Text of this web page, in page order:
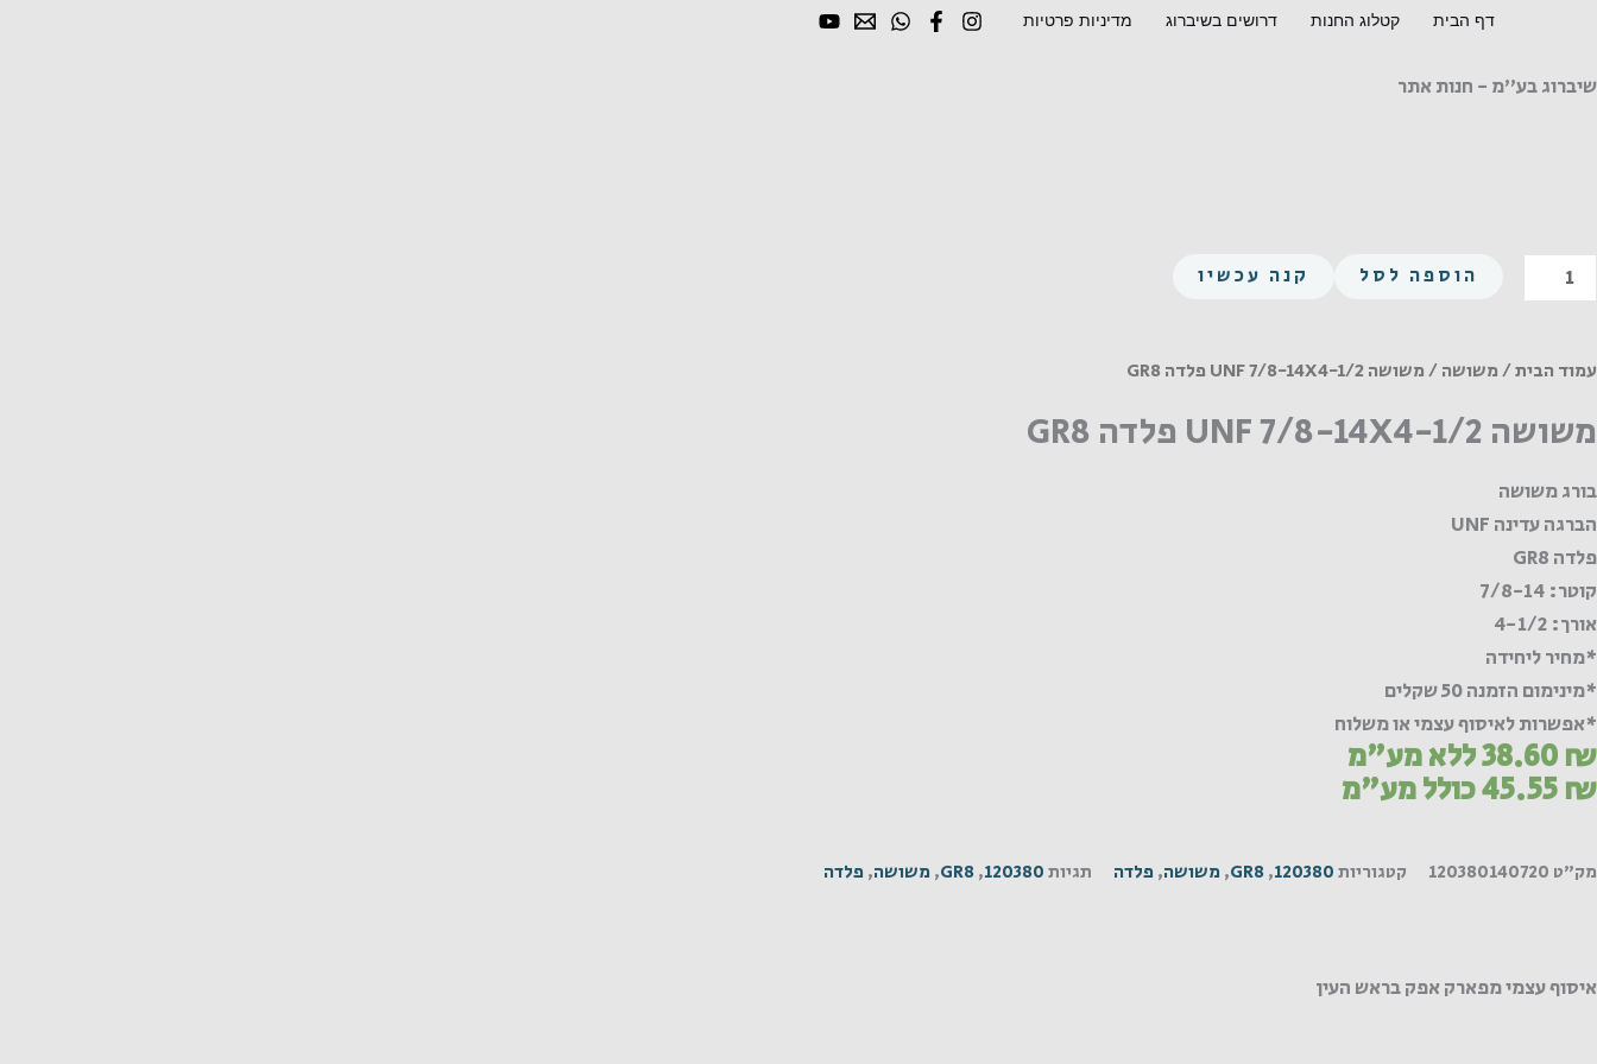
דף הבית קטלוג החנות דרושים בשיברוג מדיניות פרטיות
שיברוג בע"מ - חנות אתר
כמות
של
UNF
14X4-
פלדה
GR8
הוספה לסל קנה עכשיו
עמוד הבית/משושה/ משושה UNF 7/8-14X4-1/2 פלדה GR8
משושה UNF 7/8-14X4-1/2 פלדה GR8
בורג משושה
הברגה עדינה UNF
פלדה GR8
קוטר: 7/8-14
אורך: 4-1/2
*מחיר ליחידה
*מינימום הזמנה 50 שקלים
*אפשרות לאיסוף עצמי או משלוח
38.60₪ ללא מע"מ
45.55₪ כולל מע"מ
מק"ט 120380140720 קטגוריות120380
,
GR8
, משושה, פלדה תגיות120380
,
GR8
, משושה, פלדה
איסוף עצמי מפארק אפק בראש העין